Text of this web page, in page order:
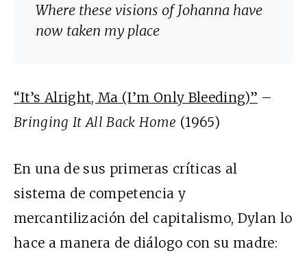
Where these visions of Johanna have
now taken my place
“It’s Alright, Ma (I’m Only Bleeding)” –
Bringing It All Back Home (1965)
En una de sus primeras críticas al
sistema de competencia y
mercantilización del capitalismo, Dylan lo
hace a manera de diálogo con su madre: